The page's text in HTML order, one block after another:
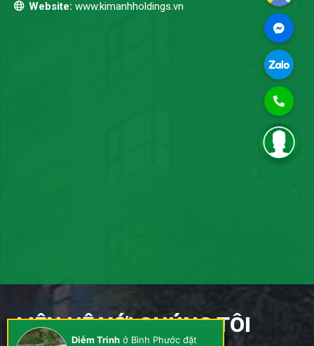
LIÊN HỆ VỚI CHÚNG TÔI
Website: www.kimanhholdings.vn
Diễm Trinh ở Bình Phước đặt